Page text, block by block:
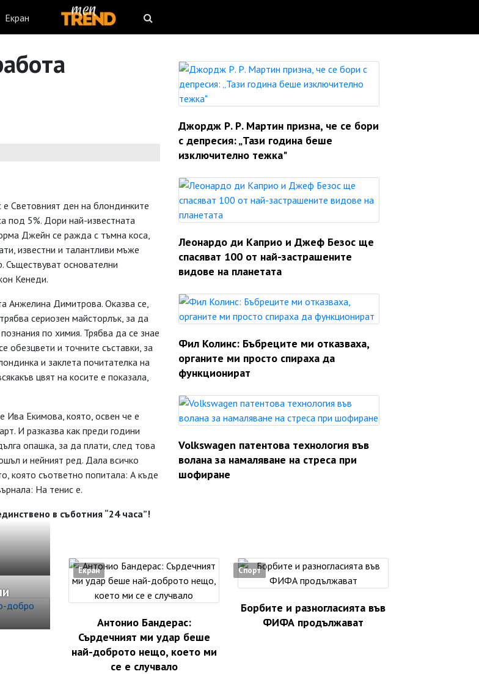
Екран
Световният ден на блондинките
под 5%. Дори най-известната
Джейн се ражда с тъмна коса,
известни и талантливи мъже
основателни
Кенеди.
Анжелина Димитрова. Оказва се,
сериозен майсторлък, за да
по химия. Трябва да се знае
обезцвети и точните съставки, за
и заклета почитателка на
цвят на косите е показала,
Ива Екимова, която, освен че е
И разказва как преди години
опашка, за да плати, след това
и нейният ред. Дала всичко
която съответно попитала: А къде
На тенис е.
в съботния “24 часа”!
Джордж Р. Р. Мартин призна, че се бори
с депресия: „Тази година беше
изключително тежка"
Леонардо ди Каприо и Джеф Безос ще
спасяват 100 от най-застрашените
видове на планетата
Фил Колинс: Бъбреците ми отказваха,
органите ми просто спираха да
функционират
Volkswagen патентова технология във
волана за намаляване на стреса при
шофиране
Екран
Антонио Бандерас:
Сърдечният ми удар беше
най-доброто нещо, което ми
се е случвало
Спорт
Борбите и разногласията във
ФИФА продължават